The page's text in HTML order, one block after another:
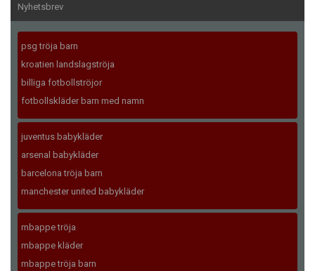
Nyhetsbrev
psg tröja barn
kroatien landslagströja
billiga fotbollströjor
fotbollskläder barn med namn
juventus babykläder
arsenal babykläder
barcelona tröja barn
manchester united babykläder
mbappe tröja
mbappe kläder
mbappe tröja barn